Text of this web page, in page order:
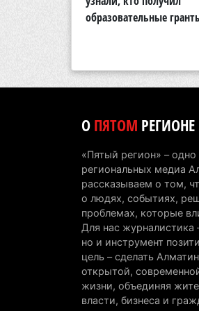
образовательные
ОПЯТОМ РЕГИОНЕ
«Пятый регион» –
региональных медиа
рассказываем о том,
о людях, событиях,
проблемах, которые
Для нас журналистика
но и инструмент
цель – сделать
открытой,
жизни, объединяя
власти, бизнеса и